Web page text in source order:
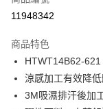
LINE Pay
街口支付
悠遊付
11948342
商品特色
HTWT14B62-621
涼感加工有效降
3M吸濕排汗後加